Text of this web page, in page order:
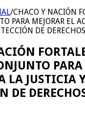
/CHACO Y NACIÓN
PARA MEJORAR EL
DE DERECHOS
LA JUSTICIA
DE